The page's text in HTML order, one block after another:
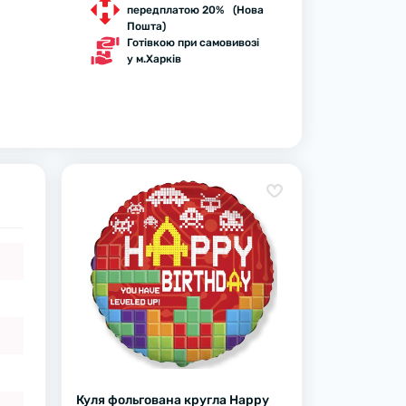
передплатою 20% (Нова
Пошта)
Готівкою при самовивозі
у м.Харків
Куля фольгована кругла Happy